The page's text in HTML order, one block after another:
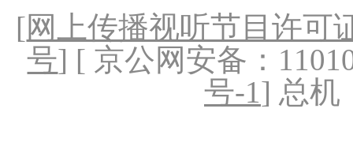
[网上传播视听节目许可
号] [ 京公网安备：
号-1] 总机